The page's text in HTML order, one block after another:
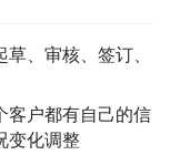
、审核、签订、
客户都有自己的信
变化调整